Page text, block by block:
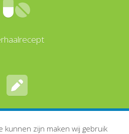
kunnen zijn maken wij gebruik